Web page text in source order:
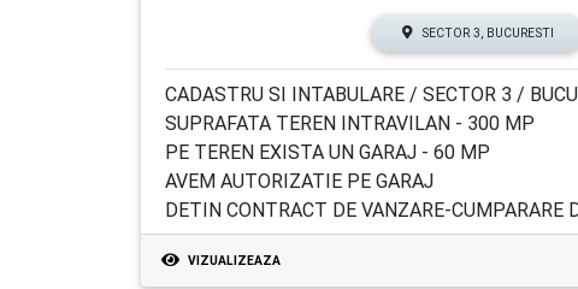
SECTOR 3, BUCURESTI
CADASTRU SI INTABULARE / SECTOR 3 /
SUPRAFATA TEREN INTRAVILAN - 300 MP
PE TEREN EXISTA UN GARAJ - 60 MP
AVEM AUTORIZATIE PE GARAJ
DETIN CONTRACT DE VANZARE-CUMPARARE
VIZUALIZEAZA